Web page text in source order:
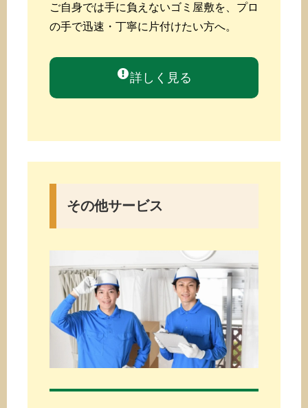
ご自身では手に負えないゴミ屋敷を、プロ
の手で迅速・丁寧に片付けたい方へ。
詳しく見る
その他サービス